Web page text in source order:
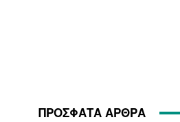
ΠΡΟΣΦΑΤΑ ΑΡΘΡΑ